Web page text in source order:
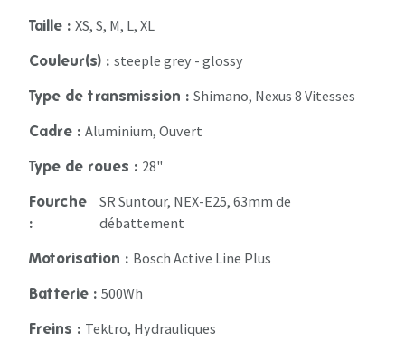
Taille : XS, S, M, L, XL
Couleur(s) : steeple grey - glossy
Type de transmission : Shimano, Nexus 8 Vitesses
Cadre : Aluminium, Ouvert
Type de roues : 28"
Fourche
:
SR Suntour, NEX-E25, 63mm de
débattement
Motorisation : Bosch Active Line Plus
Batterie : 500Wh
Freins : Tektro, Hydrauliques